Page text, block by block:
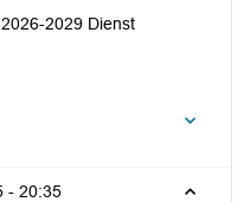
2029 Dienst
- 20:35